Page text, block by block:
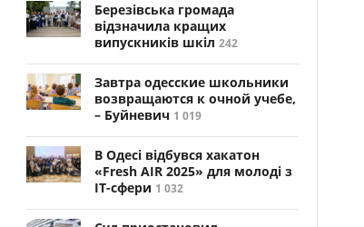
Березівська громада
відзначила кращих
випускників шкіл 242
Завтра одесские школьники
возвращаются к очной учебе,
– Буйневич 1 019
В Одесі відбувся хакатон
«Fresh AIR 2025» для молоді з
ІТ-сфери 1 032